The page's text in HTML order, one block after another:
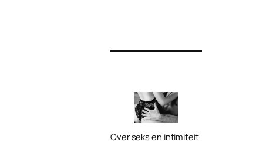
Over seks en intimiteit